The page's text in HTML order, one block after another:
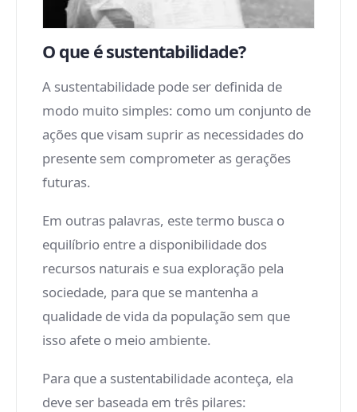
O que é sustentabilidade?
A sustentabilidade pode ser definida de
modo muito simples: como um conjunto de
ações que visam suprir as necessidades do
presente sem comprometer as gerações
futuras.
Em outras palavras, este termo busca o
equilíbrio entre a disponibilidade dos
recursos naturais e sua exploração pela
sociedade, para que se mantenha a
qualidade de vida da população sem que
isso afete o meio ambiente.
Para que a sustentabilidade aconteça, ela
deve ser baseada em três pilares: